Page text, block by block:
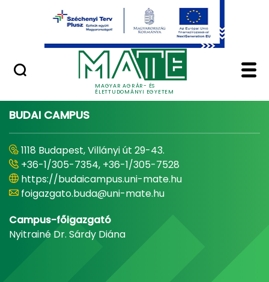
Ugrás a fő tartalomhoz
MAGYAR AGRÁR- ÉS
ÉLETTUDOMÁNYI EGYETEM
Minőségügy
Home - Magyar
BUDAI CAMPUS
1118 Budapest, Villányi út 29-43.
+36-1/305-7354, +36-1/305-7528
https://budaicampus.uni-mate.hu
foigazgato.buda@uni-mate.hu
Campus-főigazgató
Nyitrainé Dr. Sárdy Diána